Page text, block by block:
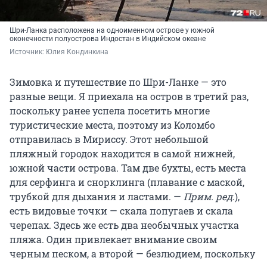
Шри-Ланка расположена на одноименном острове у южной
оконечности полуострова Индостан в Индийском океане
Источник: Юлия Кондинкина
Зимовка и путешествие по Шри-Ланке — это
разные вещи. Я приехала на остров в третий раз,
поскольку ранее успела посетить многие
туристические места, поэтому из Коломбо
отправилась в Мириссу. Этот небольшой
пляжный городок находится в самой нижней,
южной части острова. Там две бухты, есть места
для серфинга и снорклинга (плавание с маской,
трубкой для дыхания и ластами. — Прим. ред.),
есть видовые точки — скала попугаев и скала
черепах. Здесь же есть два необычных участка
пляжа. Один привлекает внимание своим
черным песком, а второй — безлюдием, поскольку